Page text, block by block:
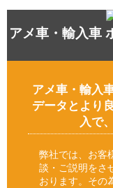
アメ車・輸入車
アメ車・輸入
データとより
入で
弊社では、お客
談・ご説明をさ
おります。その